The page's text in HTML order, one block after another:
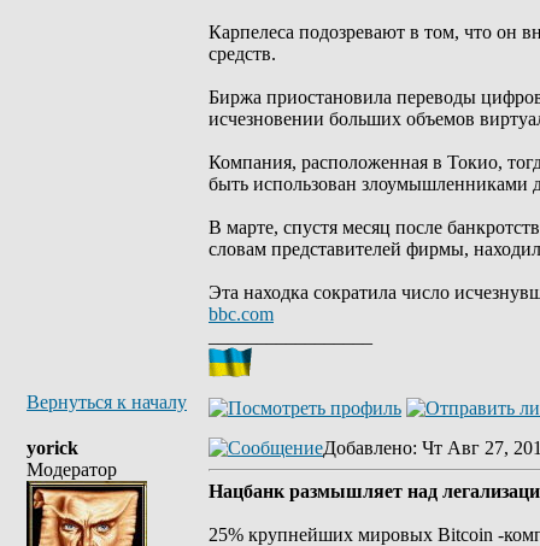
Карпелеса подозревают в том, что он
средств.
Биржа приостановила переводы
исчезновении больших объемов
Компания, расположенная в Токио,
быть использован злоумышленниками
В марте, спустя месяц после
словам представителей фирмы,
Эта находка сократила число
bbc.com
Вернуться к началу
yorick
Модератор
Добавлено: Чт Авг 27,
Нацбанк размышляет над
25% крупнейших мировых Bitcoin -